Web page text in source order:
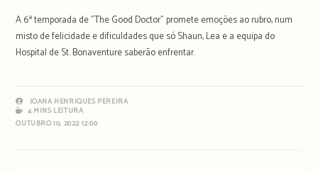
A 6ª temporada de "The Good Doctor" promete emoções ao rubro, num
misto de felicidade e dificuldades que só Shaun, Lea e a equipa do
Hospital de St. Bonaventure saberão enfrentar.
JOANA HENRIQUES PEREIRA
4 MINS LEITURA
OUTUBRO 10, 2022 12:00